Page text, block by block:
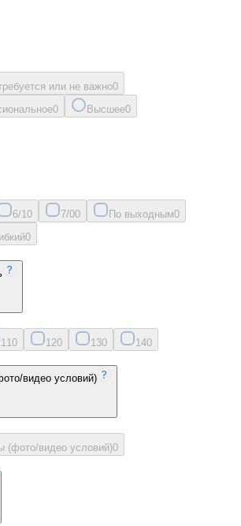
или не важно0
0 Высшее0
6/10 7/00 По выходным0
0
11 0 120 130 140
видео условий)
(фото/видео условий)0